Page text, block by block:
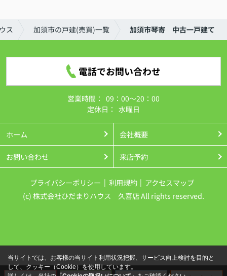
ス 加須市の戸建(売買)一覧 加須市琴寄 中古一戸建て
電話でお問い合わせ
営業時間： 09：00～20：00
定休日： 水曜日
ホーム 会社概要
お問い合わせ 来店予約
プライバシーポリシー 利用規約
アクセスマップ
(c) 株式会社ひだまりハウス 久喜店 All rights reserved.
当サイトでは、お客様の当サイト利用状況把握、サービス向上検討を目的と
して、クッキー（Cookie）を使用しています。